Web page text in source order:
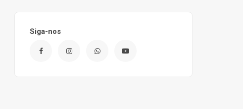
Siga-nos